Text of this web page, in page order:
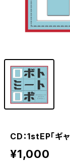
CD：1stEP「ギ
¥1,000